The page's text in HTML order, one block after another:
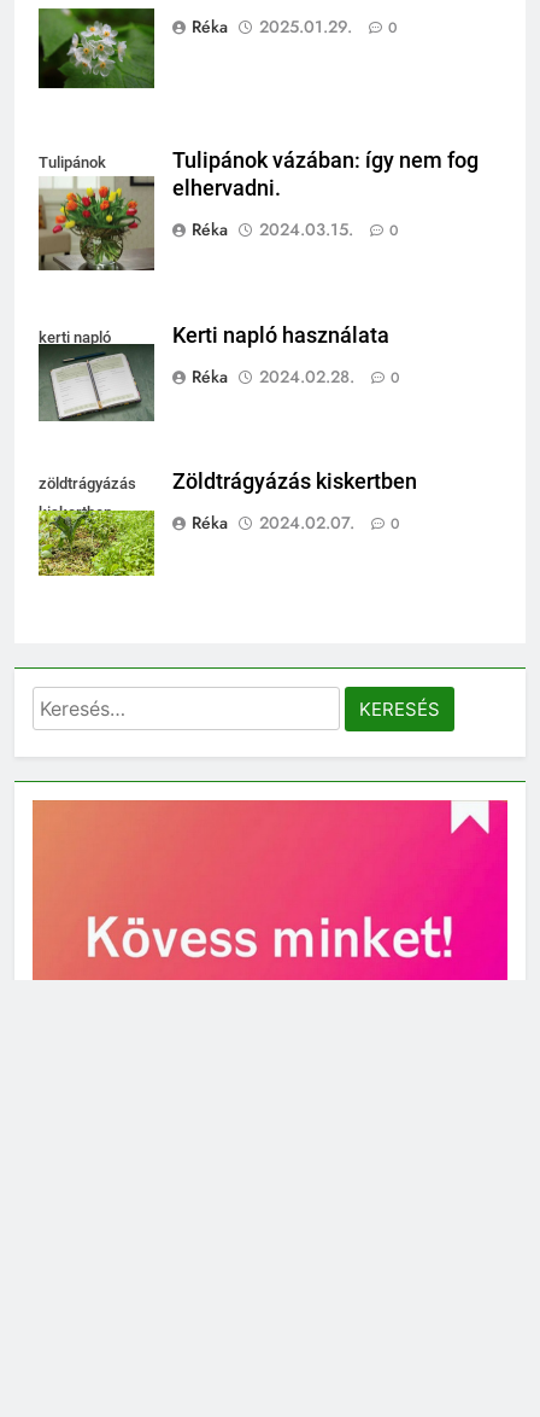
(Diphylleia grayi)
Réka
2025.01.29. 0
Tulipánok
vázában
Tulipánok vázában: így nem fog
elhervadni.
Réka
2024.03.15. 0
kerti napló
Kerti napló használata
Réka
2024.02.28. 0
zöldtrágyázás
kiskertben
Zöldtrágyázás kiskertben
Réka
2024.02.07. 0
Keresés: